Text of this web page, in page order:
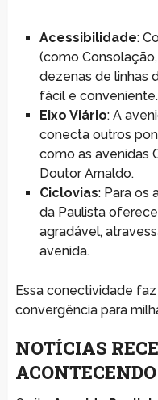
Acessibilidade:
(como
dezenas de linhas
fácil e conveniente.
Eixo Viário: A
conecta outros
como as avenidas
Doutor Arnaldo.
Ciclovias: Para os
da Paulista
agradável,
avenida.
Essa conectividade
convergência para
NOTÍCIAS